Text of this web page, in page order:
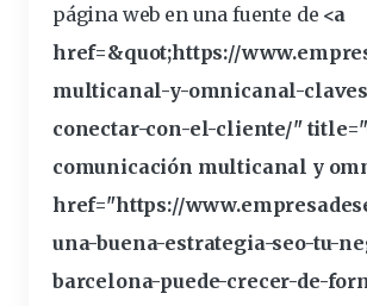
página web en una fuente de <a
href=&quot;https://
multicanal-y-omnicanal-
conectar-con-el-cliente/"
comunicación multicanal y
href="https://
una-buena-estrategia-seo-tu-
barcelona-puede-crecer-de-